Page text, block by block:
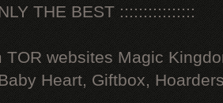
THE BEST ::::::::::::::::
TOR websites Magic
Heart, Giftbox,